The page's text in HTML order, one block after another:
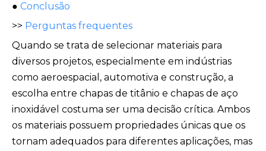
● Conclusão
>> Perguntas frequentes
Quando se trata de selecionar materiais para
diversos projetos, especialmente em indústrias
como aeroespacial, automotiva e construção, a
escolha entre chapas de titânio e chapas de aço
inoxidável costuma ser uma decisão crítica. Ambos
os materiais possuem propriedades únicas que os
tornam adequados para diferentes aplicações, mas